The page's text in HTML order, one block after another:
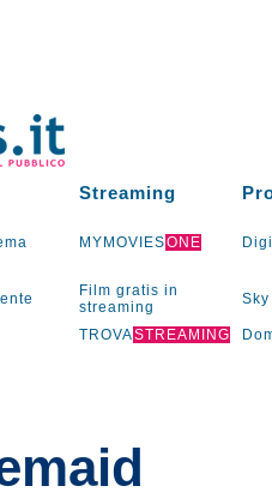
Streaming
MYMOVIESONE
Film gratis in
streaming
Sky
TROVASTREAMING